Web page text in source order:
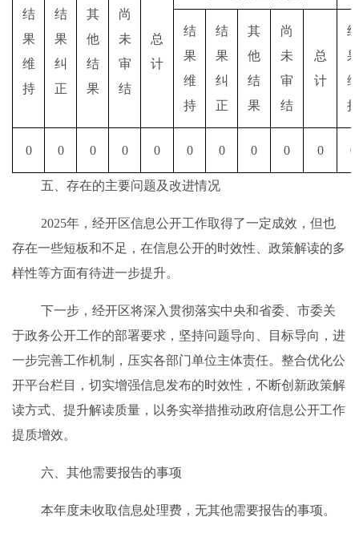
结
果
维
持
结
果
纠
正
其
他
结
果
尚
未
审
结
总
计
结
果
维
持
结
果
纠
正
其
他
结
果
尚
未
审
结
总
计
结
果
维
持
0 0 0 0 0 0 0 0 0 0 0
五、存在的主要问题及改进情况
2025年，经开区信息公开工作取得了一定成效，但也
存在一些短板和不足，在信息公开的时效性、政策解读的多
样性等方面有待进一步提升。
下一步，经开区将深入贯彻落实中央和省委、市委关
于政务公开工作的部署要求，坚持问题导向、目标导向，进
一步完善工作机制，压实各部门单位主体责任。整合优化公
开平台栏目，切实增强信息发布的时效性，不断创新政策解
读方式、提升解读质量，以务实举措推动政府信息公开工作
提质增效。
六、其他需要报告的事项
本年度未收取信息处理费，无其他需要报告的事项。